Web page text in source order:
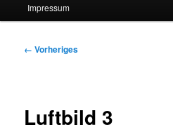
Inhalt
springen
Impressum
Bilder-
← Vorheriges
Luftbild 3